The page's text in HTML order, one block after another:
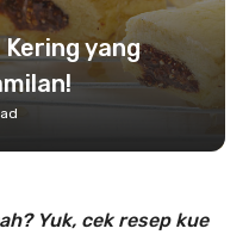
yang
Yuk, cek resep kue